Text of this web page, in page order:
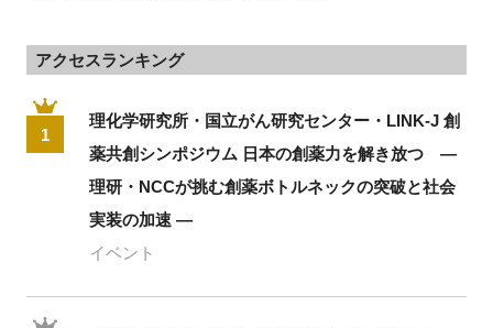
アクセスランキング
1
理化学研究所・国立がん研究センター・LINK-J 創
薬共創シンポジウム 日本の創薬力を解き放つ ―
理研・NCCが挑む創薬ボトルネックの突破と社会
実装の加速 ―
イベント